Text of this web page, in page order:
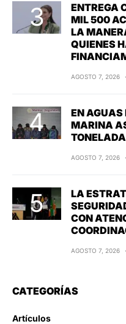
ENTREGA
MIL 500
LA
QUIENES
AGOSTO 7, 2026
EN AGUAS
MARINA
AGOSTO 7, 2026
LA
CON
AGOSTO 7, 2026
CATEGORÍAS
Artículos